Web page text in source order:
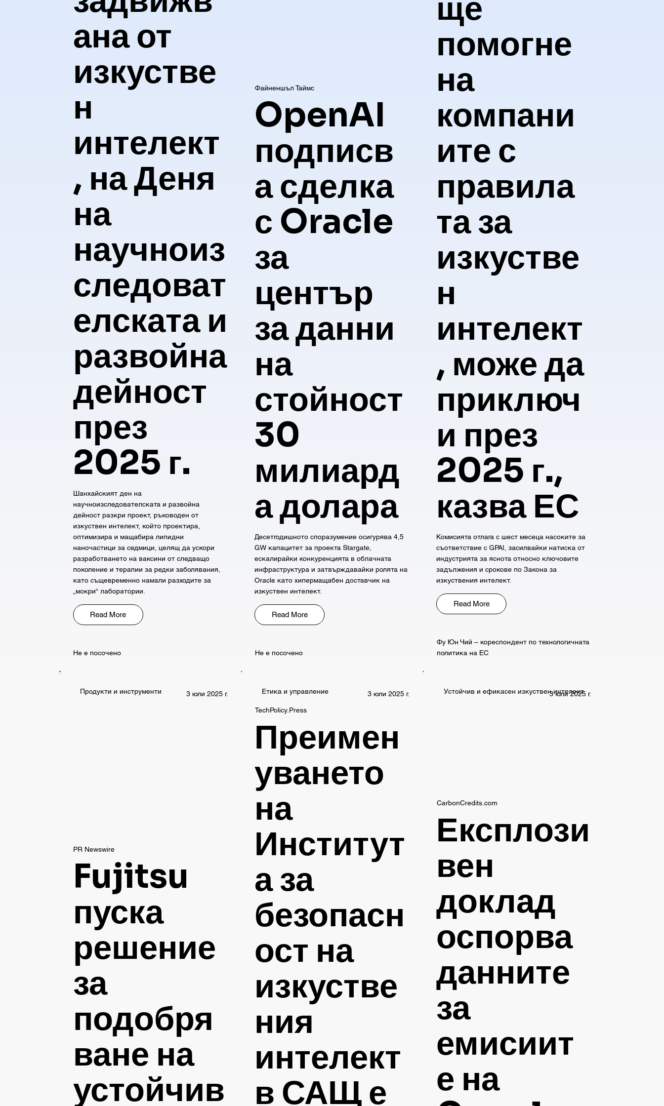
ана от
изкустве
н
интелект
, на Деня
на
научноиз
следоват
елската и
развойна
дейност
през
2025 г.
Шанхайският ден на
научноизследователската и развойна
дейност разкри проект, ръководен от
изкуствен интелект, който проектира,
оптимизира и мащабира липидни
наночастици за седмици, целящ да ускори
разработването на ваксини от следващо
поколение и терапии за редки заболявания,
като същевременно намали разходите за
„мокри“ лаборатории.
Read More
Не е посочено
Файненшъл Таймс
OpenAI
подписв
а сделка
с Oracle
за
център
за данни
на
стойност
30
милиард
а долара
Десетгодишното споразумение осигурява 4,5
GW капацитет за проекта Stargate,
ескалирайки конкуренцията в облачната
инфраструктура и затвърждавайки ролята на
Oracle като хипермащабен доставчик на
изкуствен интелект.
Read More
Не е посочено
ще
помогне
на
компани
ите с
правила
та за
изкустве
н
интелект
, може да
приключ
и през
2025 г.,
казва ЕС
Комисията отлага с шест месеца насоките за
съответствие с GPAI, засилвайки натиска от
индустрията за яснота относно ключовите
задължения и срокове по Закона за
изкуствения интелект.
Read More
Фу Юн Чий – кореспондент по технологичната
политика на ЕС
Продукти и инструменти
PR Newswire
Fujitsu
пуска
решение
за
подобря
ване на
устойчив
3 юли 2025 г. Етика и управление
TechPolicy.Press
Преимен
уването
на
Институт
а за
безопасн
ост на
изкустве
ния
интелект
в САЩ е
3 юли 2025 г. Устойчив и ефикасен изкуствен интелект
CarbonCredits.com
Експлози
вен
доклад
оспорва
данните
за
емисиит
е на
3 юли 2025 г.